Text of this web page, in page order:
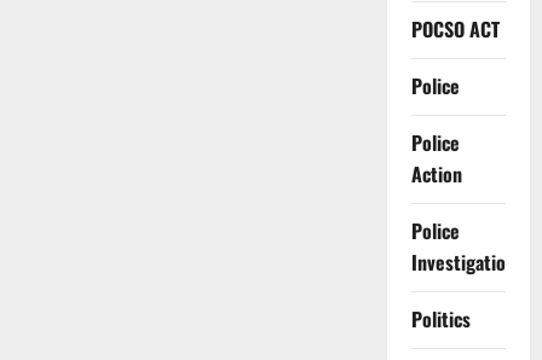
POCSO ACT
Police
Police
Action
Police
Investigation
Politics